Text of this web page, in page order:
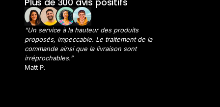
“Un service à la hauteur des produits
proposés, impeccable. Le traitement de la
commande ainsi que la livraison sont
irréprochables.”
Matt P.